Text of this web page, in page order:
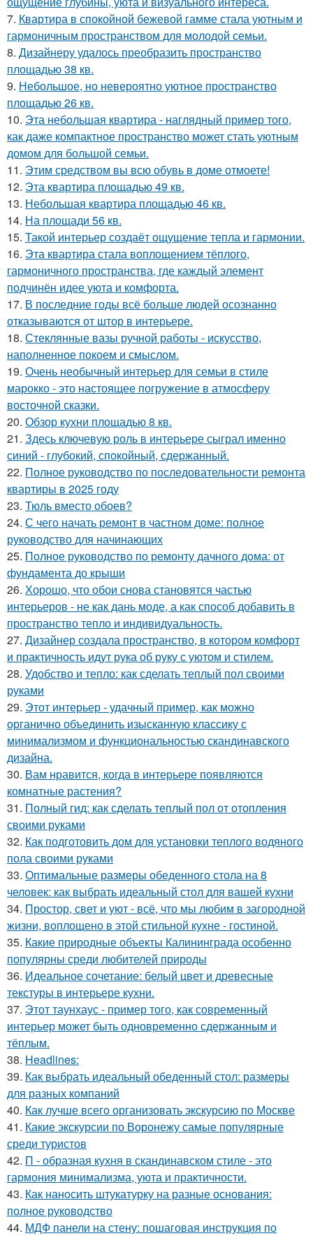
7. Квартира в спокойной бежевой гамме стала уютным и
гармоничным пространством для молодой семьи.
8. Дизайнеру удалось преобразить пространство
площадью 38 кв.
9. Небольшое, но невероятно уютное пространство
площадью 26 кв.
10. Эта небольшая квартира - наглядный пример того,
как даже компактное пространство может стать уютным
домом для большой семьи.
11. Этим средством вы всю обувь в доме отмоете!
12. Эта квартира площадью 49 кв.
13. Небольшая квартира площадью 46 кв.
14. На площади 56 кв.
15. Такой интерьер создаёт ощущение тепла и гармонии.
16. Эта квартира стала воплощением тёплого,
гармоничного пространства, где каждый элемент
подчинён идее уюта и комфорта.
17. В последние годы всё больше людей осознанно
отказываются от штор в интерьере.
18. Стеклянные вазы ручной работы - искусство,
наполненное покоем и смыслом.
19. Очень необычный интерьер для семьи в стиле
марокко - это настоящее погружение в атмосферу
восточной сказки.
20. Обзор кухни площадью 8 кв.
21. Здесь ключевую роль в интерьере сыграл именно
синий - глубокий, спокойный, сдержанный.
22. Полное руководство по последовательности ремонта
квартиры в 2025 году
23. Тюль вместо обоев?
24. С чего начать ремонт в частном доме: полное
руководство для начинающих
25. Полное руководство по ремонту дачного дома: от
фундамента до крыши
26. Хорошо, что обои снова становятся частью
интерьеров - не как дань моде, а как способ добавить в
пространство тепло и индивидуальность.
27. Дизайнер создала пространство, в котором комфорт
и практичность идут рука об руку с уютом и стилем.
28. Удобство и тепло: как сделать теплый пол своими
руками
29. Этот интерьер - удачный пример, как можно
органично объединить изысканную классику с
минимализмом и функциональностью скандинавского
дизайна.
30. Вам нравится, когда в интерьере появляются
комнатные растения?
31. Полный гид: как сделать теплый пол от отопления
своими руками
32. Как подготовить дом для установки теплого водяного
пола своими руками
33. Оптимальные размеры обеденного стола на 8
человек: как выбрать идеальный стол для вашей кухни
34. Простор, свет и уют - всё, что мы любим в загородной
жизни, воплощено в этой стильной кухне - гостиной.
35. Какие природные объекты Калининграда особенно
популярны среди любителей природы
36. Идеальное сочетание: белый цвет и древесные
текстуры в интерьере кухни.
37. Этот таунхаус - пример того, как современный
интерьер может быть одновременно сдержанным и
тёплым.
38. Headlines:
39. Как выбрать идеальный обеденный стол: размеры
для разных компаний
40. Как лучше всего организовать экскурсию по Москве
41. Какие экскурсии по Воронежу самые популярные
среди туристов
42. П - образная кухня в скандинавском стиле - это
гармония минимализма, уюта и практичности.
43. Как наносить штукатурку на разные основания:
полное руководство
44. МДФ панели на стену: пошаговая инструкция по